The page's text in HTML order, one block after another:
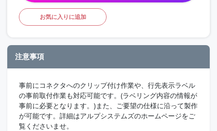
お気に入りに追加
注意事項
事前にコネクタへのクリップ付け作業や、行先表示ラベル
の事前取付作業も対応可能です。(ラベリング内容の情報が
事前に必要となります。)また、ご要望の仕様に沿って製作
が可能です。詳細はアルプシステムズのホームページをご
覧くださいませ。